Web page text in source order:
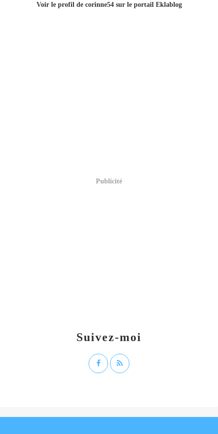
Suivez-moi
Voir le profil de corinne54sur le portail Eklablog
Publicité